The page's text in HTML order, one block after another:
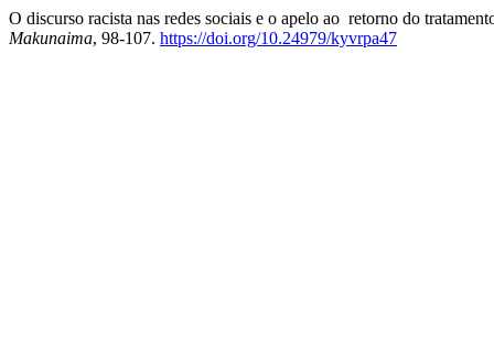
O discurso racista nas redes sociais e o apelo ao retorno do
Makunaima, 98-107. https://doi.org/10.24979/kyvrpa47